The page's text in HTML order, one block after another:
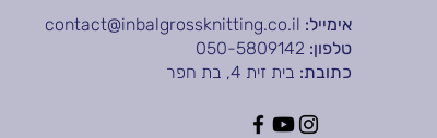
אימייל: contact@inbalgrossknitting.co.il
טלפון:
כתובת: בית זית 4, בת חפר